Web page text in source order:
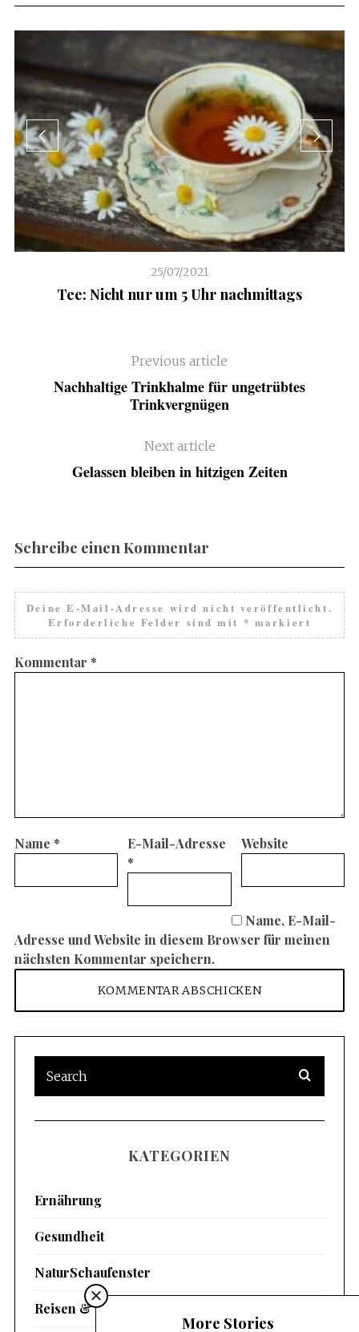
25/07/2021
Tee: Nicht nur um 5 Uhr nachmittags
Previous article
Nachhaltige Trinkhalme für ungetrübtes
Trinkvergnügen
Next article
Gelassen bleiben in hitzigen Zeiten
Schreibe einen Kommentar
Deine E-Mail-Adresse wird nicht veröffentlicht.
Erforderliche Felder sind mit * markiert
Kommentar *
Name *
E-Mail-Adresse
*
Website
Name, E-Mail-
Adresse und Website in diesem Browser für meinen
nächsten Kommentar speichern.
KATEGORIEN
Ernährung
Gesundheit
NaturSchaufenster
Reisen & Bewegung
More Stories